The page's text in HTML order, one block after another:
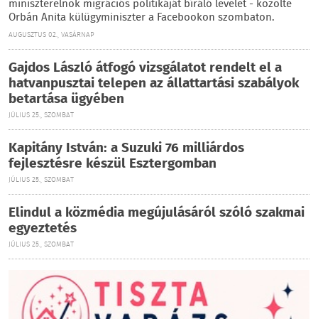
miniszterelnök migrációs politikáját bíráló levelet - közölte
Orbán Anita külügyminiszter a Facebookon szombaton.
AUGUSZTUS 02., VASÁRNAP
Gajdos László átfogó vizsgálatot rendelt el a
hatvanpusztai telepen az állattartási szabályok
betartása ügyében
JÚLIUS 25., SZOMBAT
Kapitány István: a Suzuki 76 milliárdos
fejlesztésre készül Esztergomban
JÚLIUS 25., SZOMBAT
Elindul a közmédia megújulásáról szóló szakmai
egyeztetés
JÚLIUS 25., SZOMBAT